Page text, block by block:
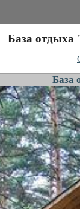
База
База